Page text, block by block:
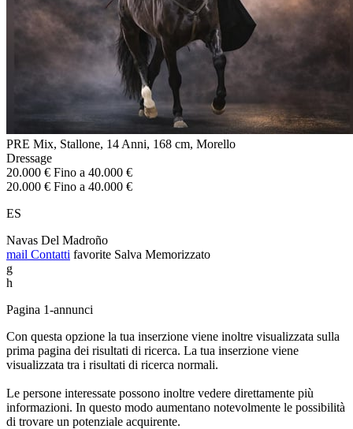
PRE Mix, Stallone, 14 Anni, 168 cm, Morello
Dressage
20.000 € Fino a 40.000 €
20.000 € Fino a 40.000 €
ES
Navas Del Madroño
mail Contatti favorite Salva Memorizzato
g
h
Pagina 1-annunci
Con questa opzione la tua inserzione viene inoltre visualizzata sulla
prima pagina dei risultati di ricerca. La tua inserzione viene
visualizzata tra i risultati di ricerca normali.
Le persone interessate possono inoltre vedere direttamente più
informazioni. In questo modo aumentano notevolmente le possibilità
di trovare un potenziale acquirente.